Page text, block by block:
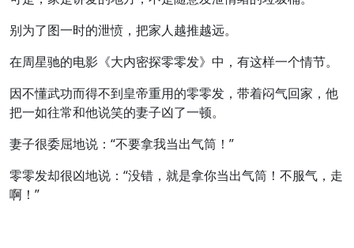
别为了图一时的泄愤，把家人越推越远。
在周星驰的电影《大内密探零零发》中，有这样一个情节。
因不懂武功而得不到皇帝重用的零零发，带着闷气回家，他
把一如往常和他说笑的妻子凶了一顿。
妻子很委屈地说：“不要拿我当出气筒！”
零零发却很凶地说：“没错，就是拿你当出气筒！不服气，走
啊！”